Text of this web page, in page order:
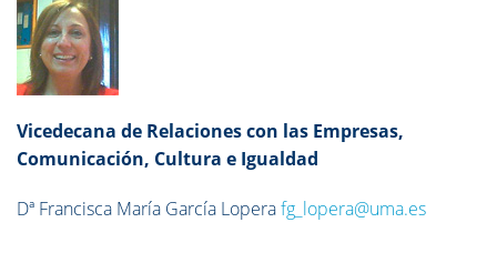
Vicedecana de Relaciones con las Empresas,
Comunicación, Cultura e Igualdad
Dª Francisca María García Loperafg_lopera@uma.es